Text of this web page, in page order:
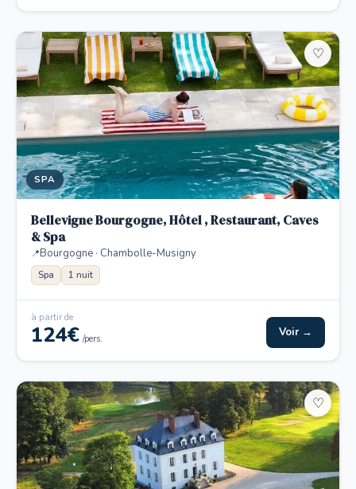
SPA
♡
Bellevigne Bourgogne, Hôtel , Restaurant, Caves
& Spa
Bourgogne · Chambolle-Musigny
Spa 1 nuit
à partir de
124€ /pers. Voir →
♡